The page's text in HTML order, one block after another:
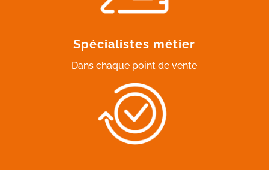
Spécialistes métier
Dans chaque point de vente